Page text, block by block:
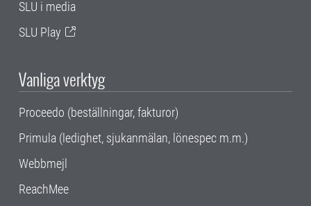
SLU i media
SLU Play
Vanliga verktyg
Proceedo (beställningar, fakturor)
Primula (ledighet, sjukanmälan, lönespec m.m.)
Webbmejl
ReachMee